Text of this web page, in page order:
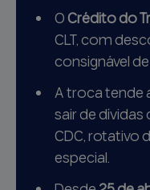
OCrédito do
CLT, com
consignável
A troca tende
sair de
CDC, rotativo
especial.